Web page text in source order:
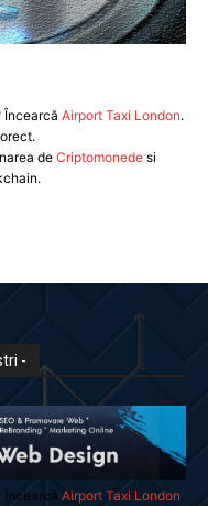
Încearcă Airport Taxi London.
de Criptomonedesi
-
Încearcă Airport Taxi London